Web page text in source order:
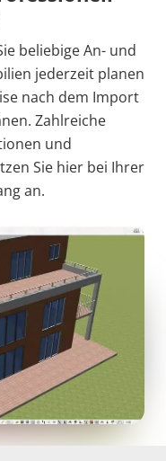
beliebige An- und
jederzeit planen
nach dem Import
Zahlreiche
und
Sie hier bei Ihrer
an.